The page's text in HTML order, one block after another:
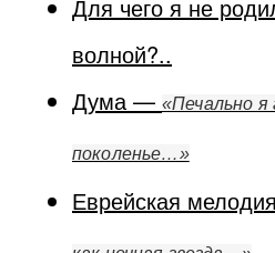
Для чего я не
волной?..
Дума — «Печально
поколенье…»
Еврейская